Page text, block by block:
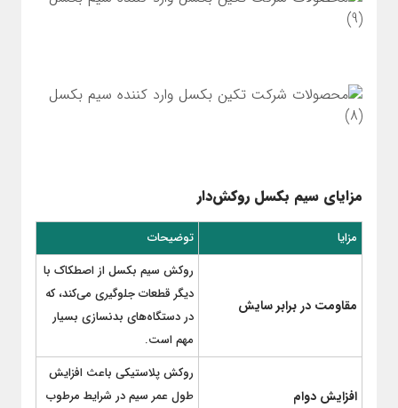
مزایای سیم بکسل روکش‌دار
مزایا توضیحات
مقاومت در برابر سایش
روکش سیم بکسل از اصطکاک با
دیگر قطعات جلوگیری می‌کند، که
در دستگاه‌های بدنسازی بسیار
مهم است.
افزایش دوام
روکش پلاستیکی باعث افزایش
طول عمر سیم در شرایط مرطوب